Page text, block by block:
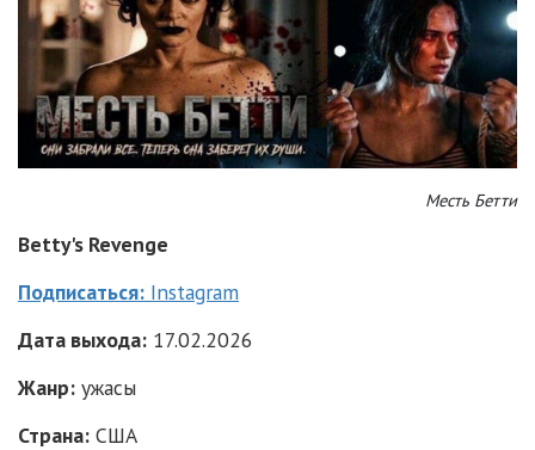
Месть Бетти
Betty's Revenge
Подписаться: Instagram
Дата выхода: 17.02.2026
Жанр: ужасы
Страна: США